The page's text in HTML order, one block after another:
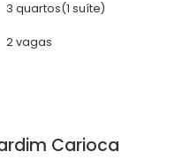
3 quartos(1 suíte)
2 vagas
Carioca